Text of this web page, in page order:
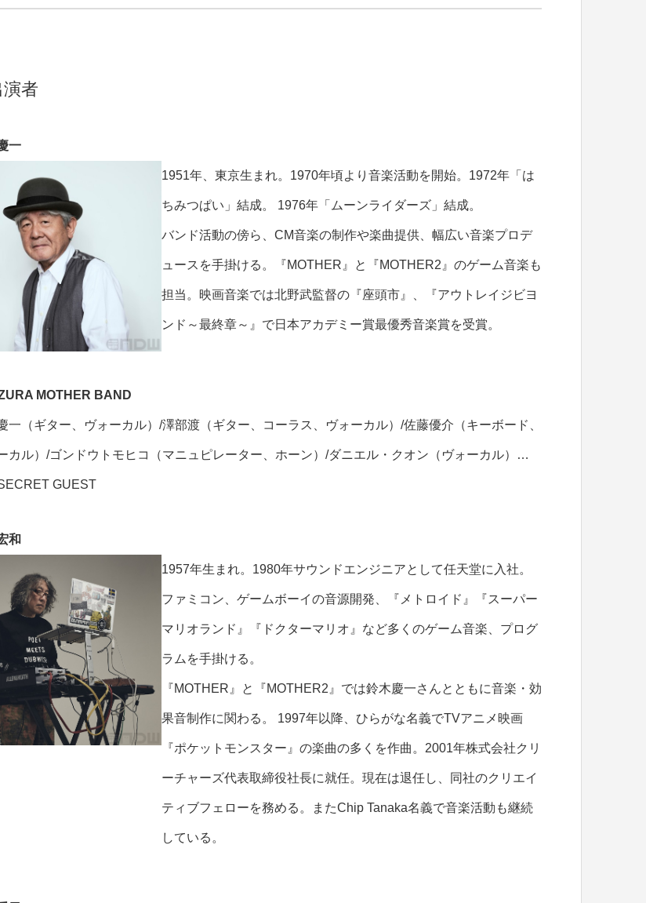
演者
一
1951年、東京生まれ。1970年頃より音楽活動を開始。1972年「は
ちみつぱい」結成。 1976年「ムーンライダーズ」結成。
バンド活動の傍ら、CM音楽の制作や楽曲提供、幅広い音楽プロデ
ュースを手掛ける。『MOTHER』と『MOTHER2』のゲーム音楽も
担当。映画音楽では北野武監督の『座頭市』、『アウトレイジビヨ
ンド～最終章～』で日本アカデミー賞最優秀音楽賞を受賞。
MOTHER BAND
一（ギター、ヴォーカル）/澤部渡（ギター、コーラス、ヴォーカル）/佐藤優介（キーボード、
カル）/ゴンドウトモヒコ（マニュピレーター、ホーン）/ダニエル・クオン（ヴォーカル）…
GUEST
和
1957年生まれ。1980年サウンドエンジニアとして任天堂に入社。
ファミコン、ゲームボーイの音源開発、『メトロイド』『スーパー
マリオランド』『ドクターマリオ』など多くのゲーム音楽、プログ
ラムを手掛ける。
『MOTHER』と『MOTHER2』では鈴木慶一さんとともに音楽・効
果音制作に関わる。 1997年以降、ひらがな名義でTVアニメ映画
『ポケットモンスター』の楽曲の多くを作曲。2001年株式会社クリ
ーチャーズ代表取締役社長に就任。現在は退任し、同社のクリエイ
ティブフェローを務める。またChip Tanaka名義で音楽活動も継続
している。